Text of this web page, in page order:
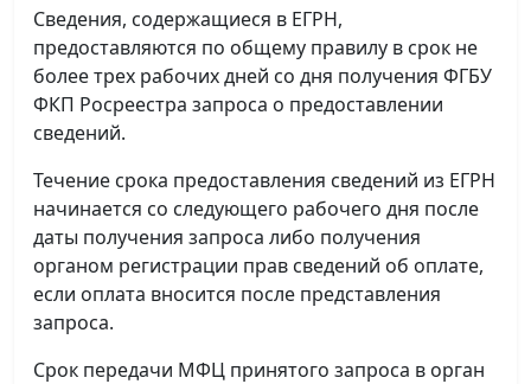
Сведения, содержащиеся в ЕГРН,
предоставляются по общему правилу в срок не
более трех рабочих дней со дня получения ФГБУ
ФКП Росреестра запроса о предоставлении
сведений.
Течение срока предоставления сведений из ЕГРН
начинается со следующего рабочего дня после
даты получения запроса либо получения
органом регистрации прав сведений об оплате,
если оплата вносится после представления
запроса.
Срок передачи МФЦ принятого запроса в орган